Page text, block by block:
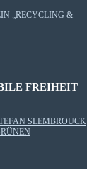
„RECYCLING &
FREIHEIT
SLEMBROUCK